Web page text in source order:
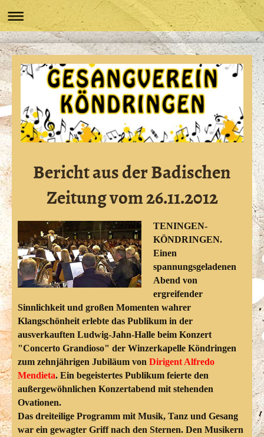
Bericht aus der Badischen
Zeitung vom 26.11.2012
TENINGEN-
KÖNDRINGEN.
Einen
spannungsgeladenen
Abend von
ergreifender
Sinnlichkeit und großen Momenten wahrer
Klangschönheit erlebte das Publikum in der
ausverkauften Ludwig-Jahn-Halle beim Konzert
"Concerto Grandioso" der Winzerkapelle Köndringen
zum zehnjährigen Jubiläum von Dirigent Alfredo
Mendieta. Ein begeistertes Publikum feierte den
außergewöhnlichen Konzertabend mit stehenden
Ovationen.
Das dreiteilige Programm mit Musik, Tanz und Gesang
war ein gewagter Griff nach den Sternen. Den Musikern